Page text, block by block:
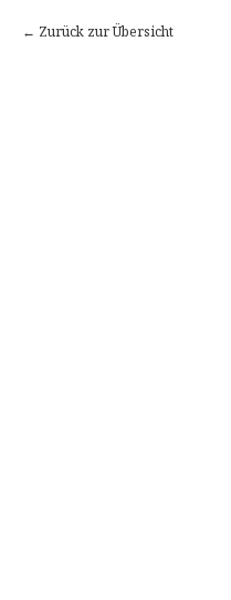
Zurück zur Übersicht